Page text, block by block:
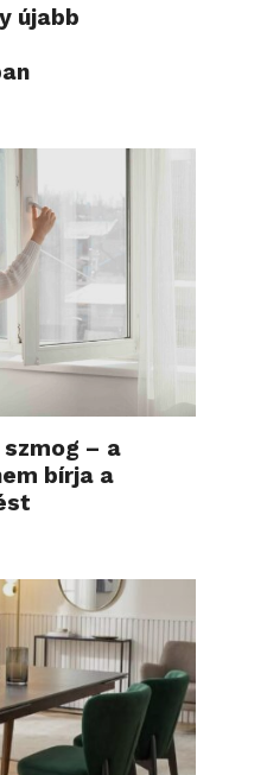
újabb
– a
bírja a